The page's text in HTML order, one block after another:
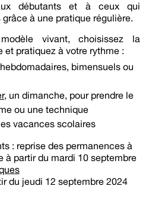
débutants et à ceux qui
à une pratique régulière.
vivant, choisissez la
et pratiquez à votre rythme :
bimensuels ou
, un dimanche, pour prendre le
ou une technique
vacances scolaires
: reprise des permanences à
à partir du mardi 10 septembre
du jeudi 12 septembre 2024